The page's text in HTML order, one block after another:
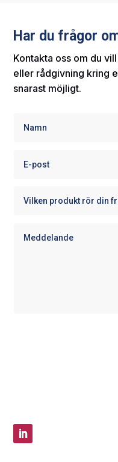
Har du frågor
Kontakta oss om du
eller rådgivning kring
snarast möjligt.